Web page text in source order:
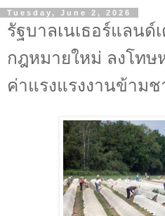
Tuesday, June 2, 2026
รัฐบาลเนเธอร์แลนด์
กฎหมายใหม่ ลงโทษ
ค่าแรงแรงงานข้ามช